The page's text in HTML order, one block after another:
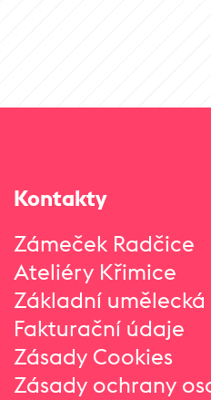
Kontakty
Zámeček Radčice
Ateliéry Křimice
Základní umělecká
Fakturační údaje
Zásady Cookies
Zásady ochrany